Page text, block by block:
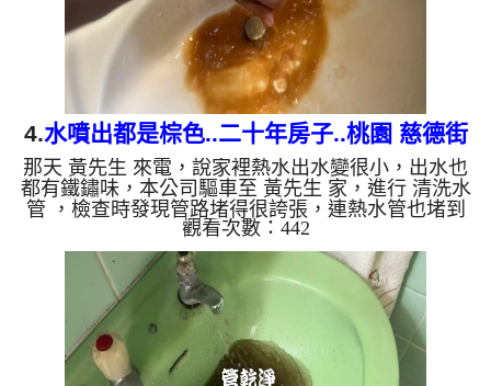
4.水噴出都是棕色..二十年房子..桃園 慈德街
清洗水管
那天 黃先生 來電，說家裡熱水出水變很小，出水也
都有鐵鏽味，本公司驅車至 黃先生 家，進行 清洗水
管 ，檢查時發現管路堵得很誇張，連熱水管也堵到
幾乎沒空間，本公司架起 高周波水管清洗機，注
入 檸檬酸 至水管，等候約15分鐘，利用 水管清洗機
，開啟 水槌 模式，要把水管內的異物沖出來，一開
始水龍頭就噴出棕色，味道也很刺鼻，黃先生 說，
我家水管裡怎麼這麼髒!! 如是自來水，如水管老
化，會產生鐵鏽跟泥沙堆積，洗出來的水就會是咖啡
色，地下水含有氧化錳，管壁上會結...
觀看次數：442